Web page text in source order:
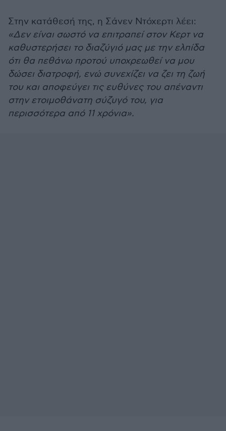
Στην κατάθεσή της, η Σάνεν Ντόχερτι λέει:
«Δεν είναι σωστό να επιτραπεί στον Κερτ να
καθυστερήσει το διαζύγιό μας με την ελπίδα
ότι θα πεθάνω προτού υποχρεωθεί να μου
δώσει διατροφή, ενώ συνεχίζει να ζει τη ζωή
του και αποφεύγει τις ευθύνες του απέναντι
στην ετοιμοθάνατη σύζυγό του, για
περισσότερα από 11 χρόνια».